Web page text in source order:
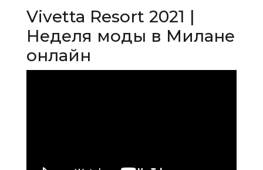
Vivetta Resort 2021 |
Неделя моды в Милане
онлайн